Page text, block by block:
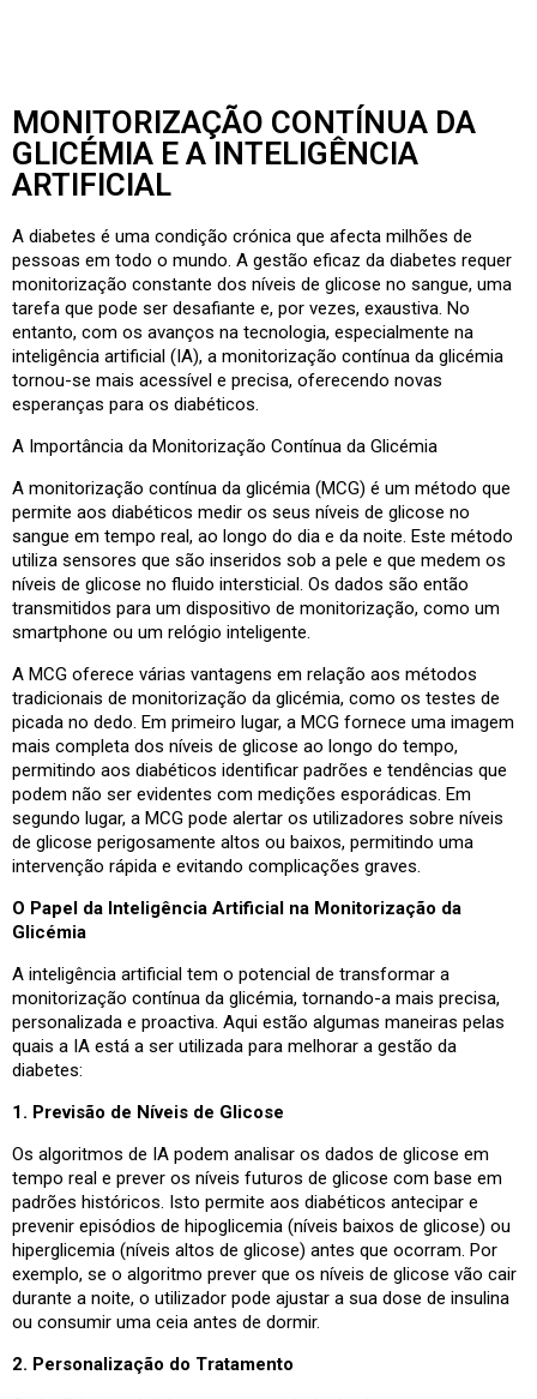
MONITORIZAÇÃO CONTÍNUA DA
GLICÉMIA E A INTELIGÊNCIA
ARTIFICIAL
A diabetes é uma condição crónica que afecta milhões de
pessoas em todo o mundo. A gestão eficaz da diabetes requer
monitorização constante dos níveis de glicose no sangue, uma
tarefa que pode ser desafiante e, por vezes, exaustiva. No
entanto, com os avanços na tecnologia, especialmente na
inteligência artificial (IA), a monitorização contínua da glicémia
tornou-se mais acessível e precisa, oferecendo novas
esperanças para os diabéticos.
A Importância da Monitorização Contínua da Glicémia
A monitorização contínua da glicémia (MCG) é um método que
permite aos diabéticos medir os seus níveis de glicose no
sangue em tempo real, ao longo do dia e da noite. Este método
utiliza sensores que são inseridos sob a pele e que medem os
níveis de glicose no fluido intersticial. Os dados são então
transmitidos para um dispositivo de monitorização, como um
smartphone ou um relógio inteligente.
A MCG oferece várias vantagens em relação aos métodos
tradicionais de monitorização da glicémia, como os testes de
picada no dedo. Em primeiro lugar, a MCG fornece uma imagem
mais completa dos níveis de glicose ao longo do tempo,
permitindo aos diabéticos identificar padrões e tendências que
podem não ser evidentes com medições esporádicas. Em
segundo lugar, a MCG pode alertar os utilizadores sobre níveis
de glicose perigosamente altos ou baixos, permitindo uma
intervenção rápida e evitando complicações graves.
O Papel da Inteligência Artificial na Monitorização da
Glicémia
A inteligência artificial tem o potencial de transformar a
monitorização contínua da glicémia, tornando-a mais precisa,
personalizada e proactiva. Aqui estão algumas maneiras pelas
quais a IA está a ser utilizada para melhorar a gestão da
diabetes:
1. Previsão de Níveis de Glicose
Os algoritmos de IA podem analisar os dados de glicose em
tempo real e prever os níveis futuros de glicose com base em
padrões históricos. Isto permite aos diabéticos antecipar e
prevenir episódios de hipoglicemia (níveis baixos de glicose) ou
hiperglicemia (níveis altos de glicose) antes que ocorram. Por
exemplo, se o algoritmo prever que os níveis de glicose vão cair
durante a noite, o utilizador pode ajustar a sua dose de insulina
ou consumir uma ceia antes de dormir.
2. Personalização do Tratamento